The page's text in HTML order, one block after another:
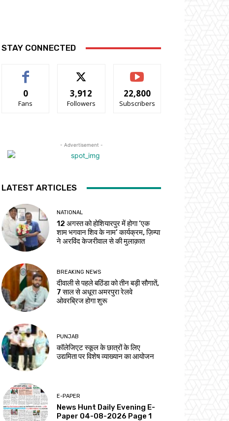
STAY CONNECTED
0
Fans
3,912
Followers
22,800
Subscribers
- Advertisement -
LATEST ARTICLES
NATIONAL
12 अगस्त को होशियारपुर में होगा ‘एक
शाम भगवान शिव के नाम’ कार्यक्रम, ज़िम्पा
ने अरविंद केजरीवाल से की मुलाक़ात
BREAKING NEWS
दीवाली से पहले बठिंडा को तीन बड़ी सौगातें,
7 साल से अधूरा अमरपुरा रेलवे
ओवरब्रिज होगा शुरू
PUNJAB
कॉलेजिएट स्कूल के छात्रों के लिए
उद्यमिता पर विशेष व्याख्यान का आयोजन
E-PAPER
News Hunt Daily Evening E-
Paper 04-08-2026 Page 1